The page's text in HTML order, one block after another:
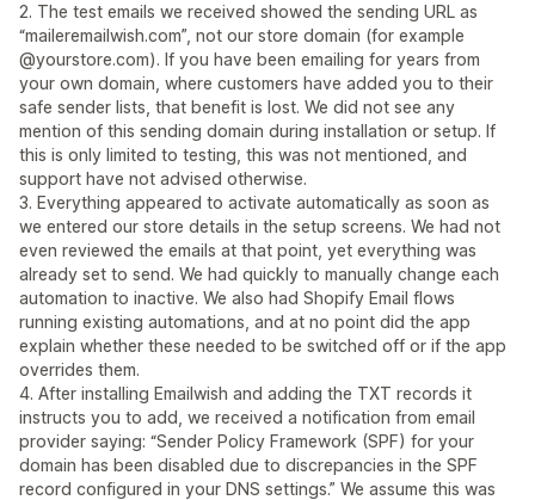
2. The test emails we received showed the sending URL as
“maileremailwish.com”, not our store domain (for example
@yourstore.com). If you have been emailing for years from
your own domain, where customers have added you to their
safe sender lists, that benefit is lost. We did not see any
mention of this sending domain during installation or setup. If
this is only limited to testing, this was not mentioned, and
support have not advised otherwise.
3. Everything appeared to activate automatically as soon as
we entered our store details in the setup screens. We had not
even reviewed the emails at that point, yet everything was
already set to send. We had quickly to manually change each
automation to inactive. We also had Shopify Email flows
running existing automations, and at no point did the app
explain whether these needed to be switched off or if the app
overrides them.
4. After installing Emailwish and adding the TXT records it
instructs you to add, we received a notification from email
provider saying: “Sender Policy Framework (SPF) for your
domain has been disabled due to discrepancies in the SPF
record configured in your DNS settings.” We assume this was